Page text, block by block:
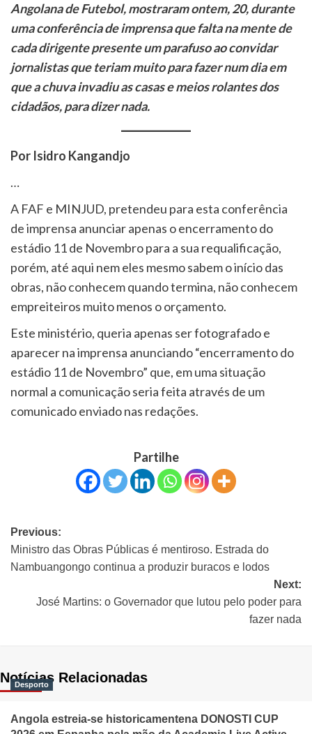
Angolana de Futebol, mostraram ontem, 20, durante
uma conferência de imprensa que falta na mente de
cada dirigente presente um parafuso ao convidar
jornalistas que teriam muito para fazer num dia em
que a chuva invadiu as casas e meios rolantes dos
cidadãos, para dizer nada.
Por Isidro Kangandjo
…
A FAF e MINJUD, pretendeu para esta conferência
de imprensa anunciar apenas o encerramento do
estádio 11 de Novembro para a sua requalificação,
porém, até aqui nem eles mesmo sabem o início das
obras, não conhecem quando termina, não conhecem
empreiteiros muito menos o orçamento.
Este ministério, queria apenas ser fotografado e
aparecer na imprensa anunciando “encerramento do
estádio 11 de Novembro” que, em uma situação
normal a comunicação seria feita através de um
comunicado enviado nas redações.
Partilhe
Previous:
Ministro das Obras Públicas é mentiroso. Estrada do
Nambuangongo continua a produzir buracos e lodos
Next:
José Martins: o Governador que lutou pelo poder para
fazer nada
Notícias Relacionadas
Desporto
Angola estreia-se historicamentena DONOSTI CUP